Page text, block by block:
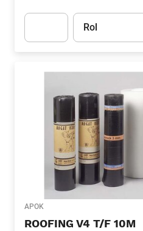
Eenheid
Rol
APOK
ROOFING V4 T/F 10M